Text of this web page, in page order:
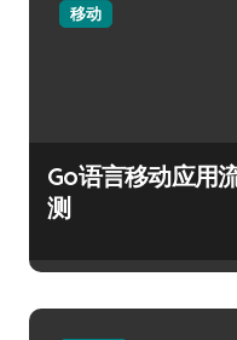
移动
Go语言移动应用
测